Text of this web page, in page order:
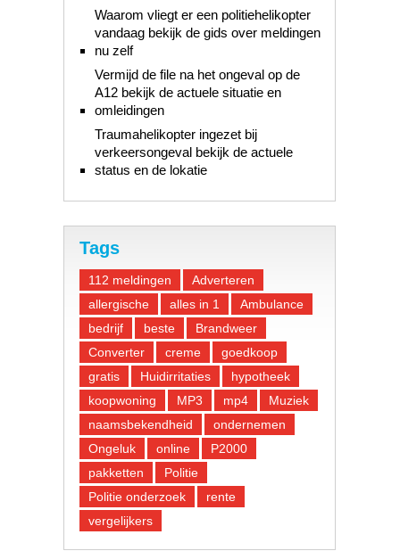
Waarom vliegt er een politiehelikopter
vandaag bekijk de gids over meldingen
nu zelf
Vermijd de file na het ongeval op de
A12 bekijk de actuele situatie en
omleidingen
Traumahelikopter ingezet bij
verkeersongeval bekijk de actuele
status en de lokatie
Tags
112 meldingen
Adverteren
allergische
alles in 1
Ambulance
bedrijf
beste
Brandweer
Converter
creme
goedkoop
gratis
Huidirritaties
hypotheek
koopwoning
MP3 mp4
Muziek
naamsbekendheid
ondernemen
Ongeluk
online
P2000
pakketten
Politie
Politie onderzoek
rente
vergelijkers